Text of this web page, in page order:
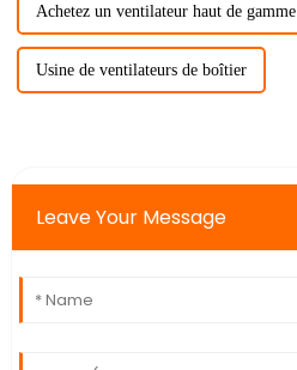
Achetez un ventilateur haut de gamme
Usine de ventilateurs de boîtier
Leave Your Message